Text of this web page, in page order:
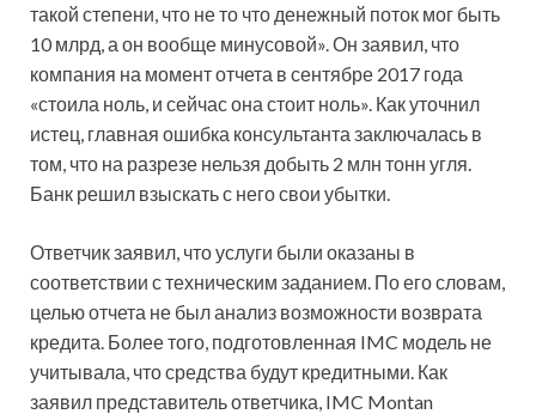
такой степени, что не то что денежный поток мог быть
10 млрд, а он вообще минусовой». Он заявил, что
компания на момент отчета в сентябре 2017 года
«стоила ноль, и сейчас она стоит ноль». Как уточнил
истец, главная ошибка консультанта заключалась в
том, что на разрезе нельзя добыть 2 млн тонн угля.
Банк решил взыскать с него свои убытки.
Ответчик заявил, что услуги были оказаны в
соответствии с техническим заданием. По его словам,
целью отчета не был анализ возможности возврата
кредита. Более того, подготовленная IMC модель не
учитывала, что средства будут кредитными. Как
заявил представитель ответчика, IMC Montan